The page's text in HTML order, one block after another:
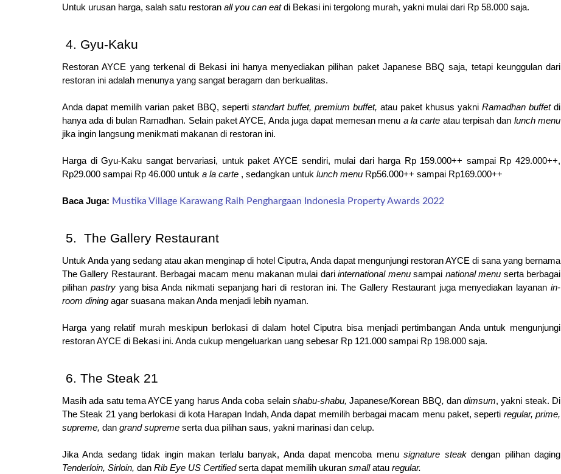
Untuk urusan harga, salah satu restoran all you can eat di Bekasi ini tergolong murah, yakni mulai dari Rp 58.000 saja.
Gyu-Kaku
Restoran AYCE yang terkenal di Bekasi ini hanya menyediakan pilihan paket Japanese BBQ saja, tetapi keunggulan dari
restoran ini adalah menunya yang sangat beragam dan berkualitas.
Anda dapat memilih varian paket BBQ, seperti standart buffet, premium buffet, atau paket khusus yakni Ramadhan buffet di
hanya ada di bulan Ramadhan. Selain paket AYCE, Anda juga dapat memesan menu a la carte atau terpisah dan
jika ingin langsung menikmati makanan di restoran ini.
Harga di Gyu-Kaku sangat bervariasi, untuk paket AYCE sendiri, mulai dari harga Rp 159.000++ sampai Rp 429.000++,
Rp29.000 sampai Rp 46.000 untuk a la carte , sedangkan untuk lunch menu Rp56.000++ sampai Rp169.000++
Baca Juga: Mustika Village Karawang Raih Penghargaan Indonesia Property Awards 2022
The Gallery Restaurant
Untuk Anda yang sedang atau akan menginap di hotel Ciputra, Anda dapat mengunjungi restoran AYCE di sana yang bernama
The Gallery Restaurant. Berbagai macam menu makanan mulai dari international menu sampai national menu serta berbagai
pilihan pastry yang bisa Anda nikmati sepanjang hari di restoran ini. The Gallery Restaurant juga menyediakan layanan in-
room dining agar suasana makan Anda menjadi lebih nyaman.
Harga yang relatif murah meskipun berlokasi di dalam hotel Ciputra bisa menjadi pertimbangan Anda untuk mengunjungi
restoran AYCE di Bekasi ini. Anda cukup mengeluarkan uang sebesar Rp 121.000 sampai Rp 198.000 saja.
The Steak 21
Masih ada satu tema AYCE yang harus Anda coba selain shabu-shabu, Japanese/Korean BBQ, dan dimsum, yakni steak. Di
The Steak 21 yang berlokasi di kota Harapan Indah, Anda dapat memilih berbagai macam menu paket, seperti regular, prime,
supreme, dan grand supreme serta dua pilihan saus, yakni marinasi dan celup.
Jika Anda sedang tidak ingin makan terlalu banyak, Anda dapat mencoba menu signature steak
Tenderloin, Sirloin, dan Rib Eye US Certified serta dapat memilih ukuran small atau regular.